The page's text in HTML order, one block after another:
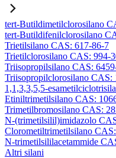
tert-Butildimetilclorosilano
tert-Butildifenilclorosilano
Trietilsilano CAS: 617-86-7
Trietilclorosilano CAS: 994-
Triisopropilsilano CAS:
Triisopropilclorosilano CAS:
1,1,3,3,5,5-
Etiniltrimetilsilano CAS:
Trimetilbromosilano CAS:
N-(trimetilsilil)imidazolo
Clorometiltrimetilsilano
N-trimetilsililacetammide
Altri silani